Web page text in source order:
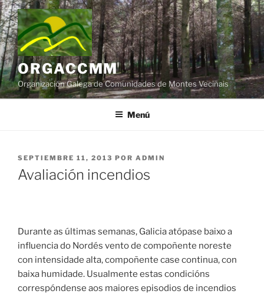
Saltar
al
contenido
ORGACCMM
Organización Galega de Comunidades de Montes Veciñais
Menú
PUBLICADO
EL
SEPTIEMBRE 11, 2013 POR ADMIN
Avaliación incendios
Durante as últimas semanas, Galicia atópase baixo a
influencia do Nordés vento de compoñente noreste
con intensidade alta, compoñente case continua, con
baixa humidade. Usualmente estas condicións
correspóndense aos maiores episodios de incendios